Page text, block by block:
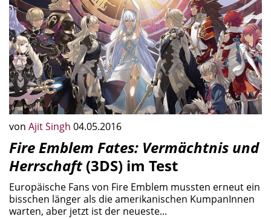
von Ajit Singh 04.05.2016
Fire Emblem Fates: Vermächtnis und
Herrschaft(3DS) im Test
Europäische Fans von Fire Emblem mussten erneut ein
bisschen länger als die amerikanischen KumpanInnen
warten, aber jetzt ist der neueste...